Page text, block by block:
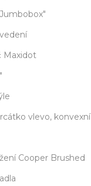
Maxidot
vlevo, konvexní
Cooper Brushed